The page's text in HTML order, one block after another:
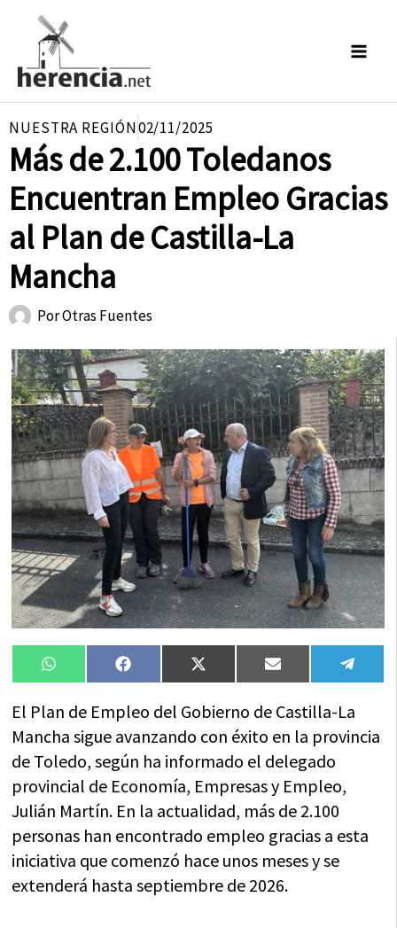
contenido
NUESTRA REGIÓN02/11/2025
Más de 2.100 Toledanos
Encuentran Empleo Gracias
al Plan de Castilla-La
Mancha
PorOtras Fuentes
Compartir
en
WhatsAppCompartir
en
FacebookCompartir
en
X
(Twitter)
Compartir
en
Email
en
El Plan de Empleo del Gobierno de Castilla-La
Mancha sigue avanzando con éxito en la provincia
de Toledo, según ha informado el delegado
provincial de Economía, Empresas y Empleo,
Julián Martín. En la actualidad, más de 2.100
personas han encontrado empleo gracias a esta
iniciativa que comenzó hace unos meses y se
extenderá hasta septiembre de 2026.